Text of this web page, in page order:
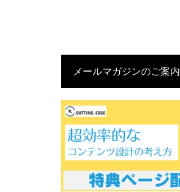
メールマガジンのご案内